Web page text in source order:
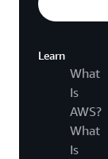
Learn
What
Is
AWS?
What
Is